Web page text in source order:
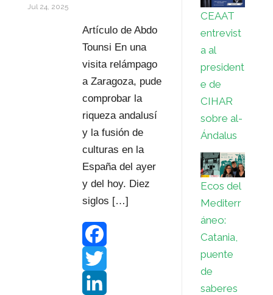
s
s
t
i
r
Jul 24, 2025
Artículo de Abdo
Tounsi En una
visita relámpago
a Zaragoza, pude
comprobar la
riqueza andalusí
y la fusión de
culturas en la
España del ayer
y del hoy. Diez
siglos […]
F
aT
CEAAT
entrevist
a al
president
e de
CIHAR
sobre al-
Ándalus
Ecos del
Mediterr
áneo:
Catania,
puente
de
saberes